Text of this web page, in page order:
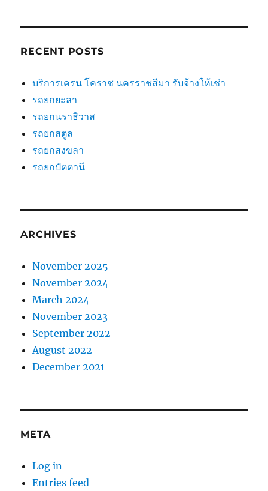
RECENT POSTS
บริการเครน โคราช นครราชสีมา รับจ้างให้เช่า
รถยกยะลา
รถยกนราธิวาส
รถยกสตูล
รถยกสงขลา
รถยกปัตตานี
ARCHIVES
November 2025
November 2024
March 2024
November 2023
September 2022
August 2022
December 2021
META
Log in
Entries feed